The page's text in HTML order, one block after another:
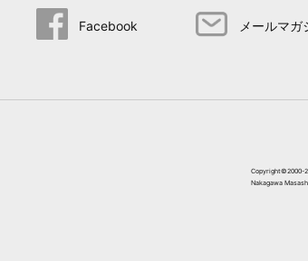
Facebook メールマガ
Copyright©2000-
Nakagawa